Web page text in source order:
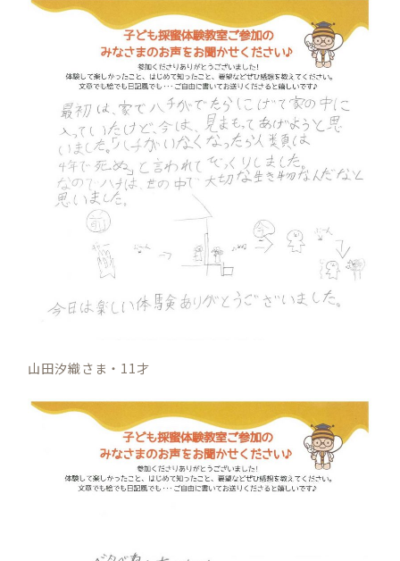
山田汐織さま・11才